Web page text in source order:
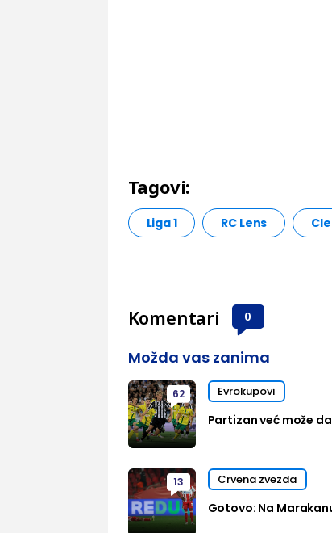
Tagovi:
Liga 1 RC Lens
Komentari 0
Možda vas zanima
62 Evrokupovi
Partizan već može
13 Crvena zvezda
Gotovo: Na